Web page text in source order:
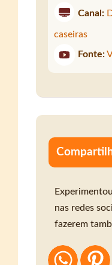
Canal:
caseiras
Fonte:
nas redes
fazerem